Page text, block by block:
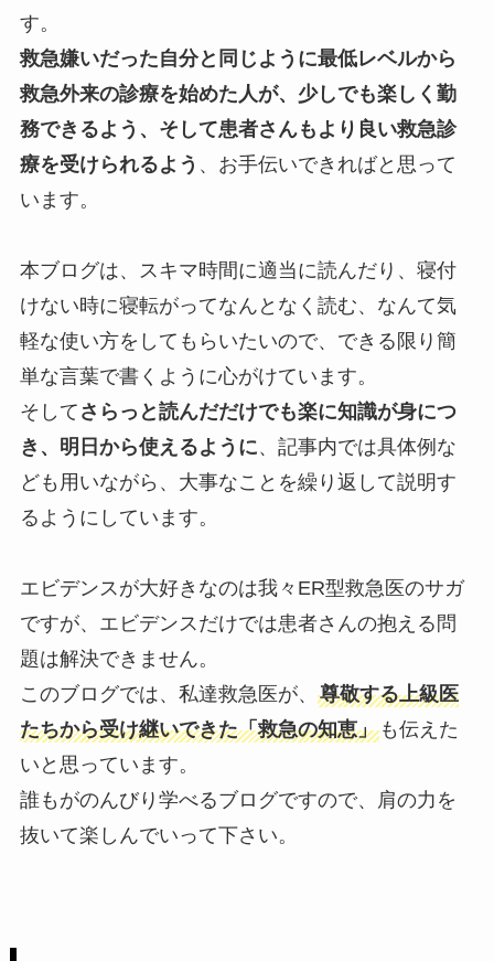
す。
救急嫌いだった自分と同じように最低レベルから
救急外来の診療を始めた人が、少しでも楽しく勤
務できるよう、そして患者さんもより良い救急診
療を受けられるよう 、お手伝いできればと思って
います。
本ブログは、スキマ時間に適当に読んだり、寝付
けない時に寝転がってなんとなく読む、なんて気
軽な使い方をしてもらいたいので、できる限り簡
単な言葉で書くように心がけています。
そして さらっと読んだだけでも楽に知識が身につ
き、明日から使えるように、記事内では具体例な
ども用いながら、大事なことを繰り返して説明す
るようにしています。
エビデンスが大好きなのは我々ER型救急医のサガ
ですが、エビデンスだけでは患者さんの抱える問
題は解決できません。
このブログでは、私達救急医が、 尊敬する上級医
たちから受け継いできた「救急の知恵」も伝えた
いと思っています。
誰もがのんびり学べるブログですので、肩の力を
抜いて楽しんでいって下さい。